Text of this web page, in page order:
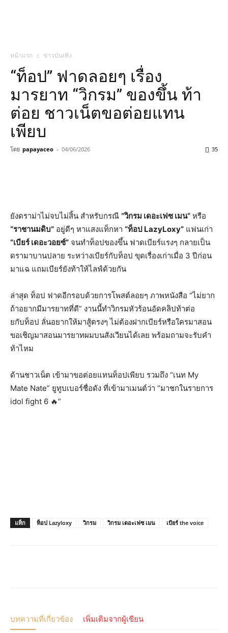
หน้าแรก ข่าวบันเทิง
“ท็อป” ฟาดลอยๆ เรื่อง
มารยาท “วิกรม” ของขึ้น ท้า
ต่อย ชาวเน็ตขอต่อยแทน
เพียบ
โดย papayaceo - 04/06/2026 35
ยังดราม่าไม่จบไม่สิ้น สำหรับกรณี “วิกรม เดอะเฟซ เมน” หรือ
“ราชานมดิบ” อยู่ดีๆ หาแสงแท็กหา “ท็อป LazyLoxy” แฟนเก่า
“เบียร์ เดอะวอยซ์” จนทำท็อปของขึ้น ฟาดเบียร์แรงๆ กลายเป็น
ดรามาบานปลาย ระหว่างเบียร์กับท็อป ขุดเรื่องเก่าเมื่อ 3 ปีก่อน
มาแฉ แถมเบียร์ยังท้าให้ไลฟ์ด้วยกัน
ล่าสุด ท็อป ฟาดอีกรอบด้วยการโพสต์ลอยๆ ภาพหนังสือ “ไม่ยาก
ถ้าอยากมีมารยาทที่ดี” งานนี้ทำวิกรมหัวร้อนอัดคลิปท้าต่อ
ยกับท็อป ลั่นอยากให้มาสู้ตรงๆ ไม่ต้องฝากเบียร์หรือใครมาสอน
ขอเชิญมาสอนมารยาทผมบนสังเวียนได้เลย พร้อมถามจะรับคำ
ท้าไหม
ด้านชาวเน็ต เข้ามาขอต่อยแทนท็อปเพียบ รวมถึง “เนท My
Mate Nate” ยูทูบเบอร์ชื่อดัง ที่เข้ามาเมนต์ว่า “มาชกในรายการ
idol fight 6 🔥”
แท็ก ท็อป Lazyloxy วิกรม วิกรม เดอะเฟซ เมน เบียร์ the voice
บทความที่เกี่ยวข้อง เพิ่มเติมจากผู้เขียน